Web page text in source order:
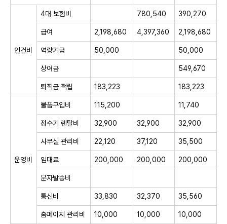
인건비
4대 보험비 780,540 390,270
급여 2,198,680 4,397,360 2,198,680
역량기금 50,000 50,000
상여금 549,670
퇴직금 적립 183,223 183,223
운영비
물품구입비 115,200 11,740
정수기 렌탈비 32,900 32,900 32,900
사무실 관리비 22,120 37,120 35,500
임대료 200,000 200,000 200,000
문자발송비
통신비 33,830 32,370 35,560
홈페이지 관리비 10,000 10,000 10,000